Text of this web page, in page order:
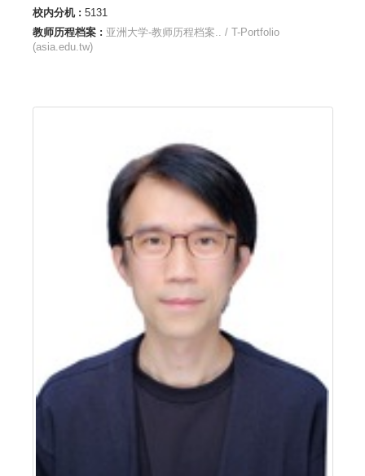
校内分机 : 5131
教师历程档案 : 亚洲大学-教师历程档案.. / T-Portfolio
(asia.edu.tw)